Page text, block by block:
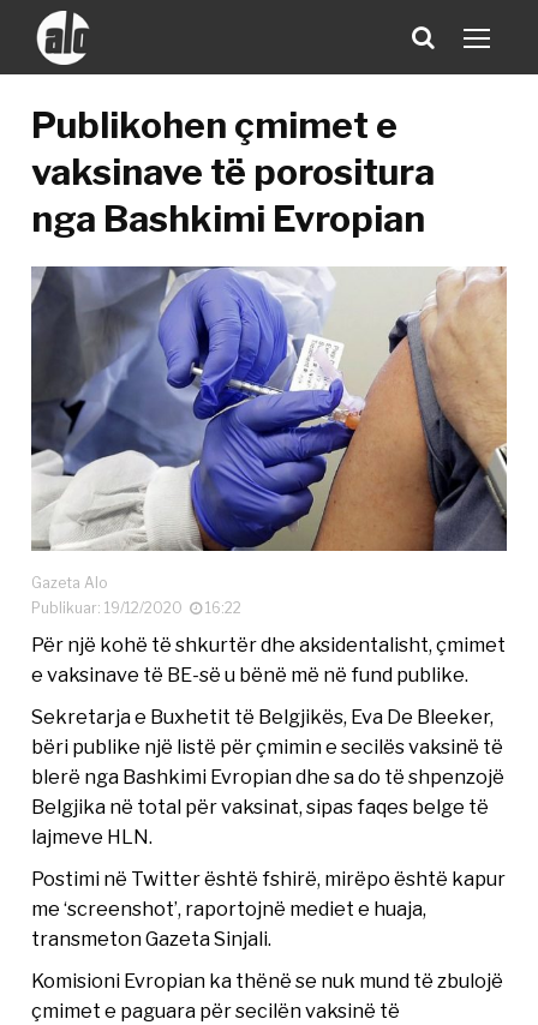
Publikohen çmimet e
vaksinave të porositura
nga Bashkimi Evropian
Gazeta Alo
Publikuar: 19/12/2020
16:22
Për një kohë të shkurtër dhe aksidentalisht, çmimet
e vaksinave të BE-së u bënë më në fund publike.
Sekretarja e Buxhetit të Belgjikës, Eva De Bleeker,
bëri publike një listë për çmimin e secilës vaksinë të
blerë nga Bashkimi Evropian dhe sa do të shpenzojë
Belgjika në total për vaksinat, sipas faqes belge të
lajmeve HLN.
Postimi në Twitter është fshirë, mirëpo është kapur
me ‘screenshot’, raportojnë mediet e huaja,
transmeton Gazeta Sinjali.
Komisioni Evropian ka thënë se nuk mund të zbulojë
çmimet e paguara për secilën vaksinë të